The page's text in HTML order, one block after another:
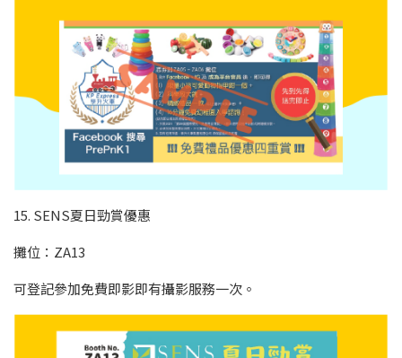
15. SENS夏日勁賞優惠
攤位：ZA13
可登記參加免費即影即有攝影服務一次。